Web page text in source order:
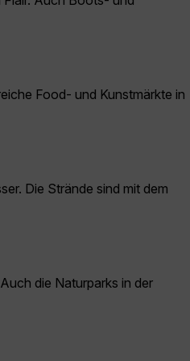
Food- und Kunstmärkte in
Die Strände sind mit dem
die Naturparks in der